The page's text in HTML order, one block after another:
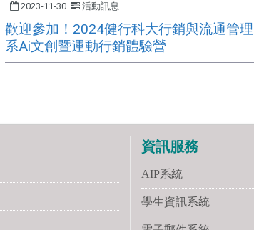
2023-11-30 活動訊息
歡迎參加！2024健行科大行銷與流通管理
系Ai文創暨運動行銷體驗營
資訊服務
AIP系統
學生資訊系統